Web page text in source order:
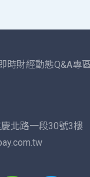
時財經動態Q&A專
北路一段30號3樓